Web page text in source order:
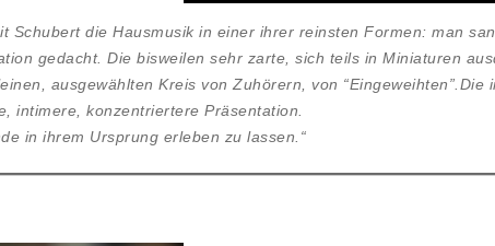
Schubert die Hausmusik in einer ihrer reinsten Formen: man
gedacht. Die bisweilen sehr zarte, sich teils in Miniaturen
ausgewählten Kreis von Zuhörern, von “Eingeweihten”.Die
intimere, konzentriertere Präsentation.
in ihrem Ursprung erleben zu lassen.“